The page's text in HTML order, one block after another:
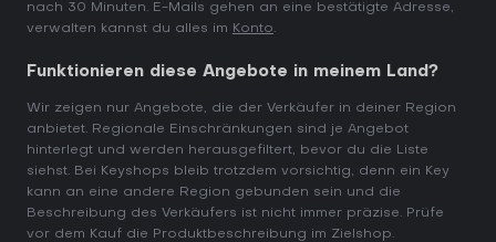
nach 30 Minuten. E-Mails gehen an eine bestätigte Adresse,
verwalten kannst du alles im Konto.
Funktionieren diese Angebote in meinem Land?
Wir zeigen nur Angebote, die der Verkäufer in deiner Region
anbietet. Regionale Einschränkungen sind je Angebot
hinterlegt und werden herausgefiltert, bevor du die Liste
siehst. Bei Keyshops bleib trotzdem vorsichtig, denn ein Key
kann an eine andere Region gebunden sein und die
Beschreibung des Verkäufers ist nicht immer präzise. Prüfe
vor dem Kauf die Produktbeschreibung im Zielshop.